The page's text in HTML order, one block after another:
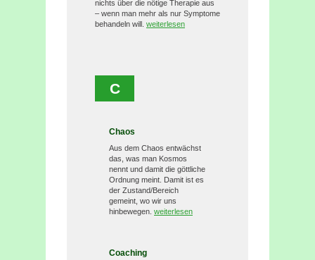
nichts über die nötige Therapie aus
– wenn man mehr als nur Symptome
behandeln will. weiterlesen
C
Chaos
Aus dem Chaos entwächst
das, was man Kosmos
nennt und damit die göttliche
Ordnung meint. Damit ist es
der Zustand/Bereich
gemeint, wo wir uns
hinbewegen. weiterlesen
Coaching